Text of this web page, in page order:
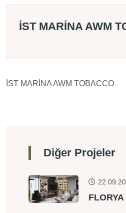
İST MARİNA AWM
İST MARİNA AWM TOBACCO
Diğer Projeler